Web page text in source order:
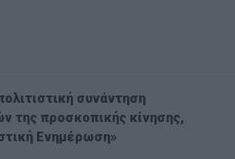
συνάντηση
της προσκοπικής κίνησης,
Ενημέρωση»